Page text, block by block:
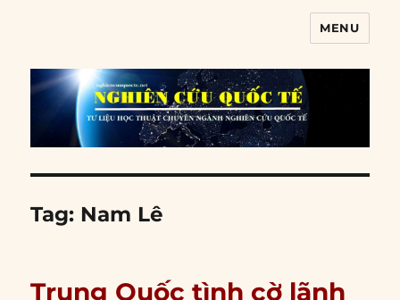
MENU
Tag: Nam Lê
Trung Quốc tình cờ lãnh